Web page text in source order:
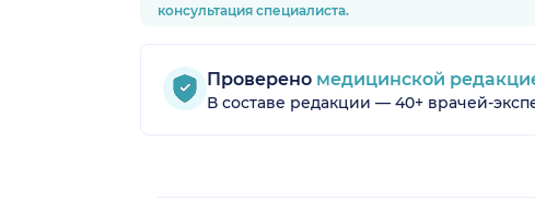
консультация специалиста.
Проверено медицинской
В составе редакции — 40+ врачей-